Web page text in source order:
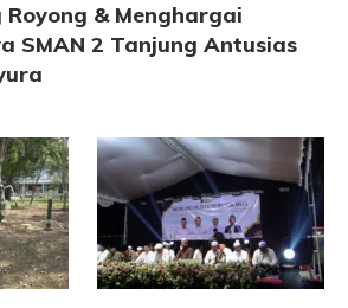
& Menghargai
SMAN 2 Tanjung Antusias